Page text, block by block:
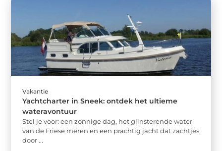
Vakantie
Yachtcharter in Sneek: ontdek het ultieme
wateravontuur
Stel je voor: een zonnige dag, het glinsterende water
van de Friese meren en een prachtig jacht dat zachtjes
door ...